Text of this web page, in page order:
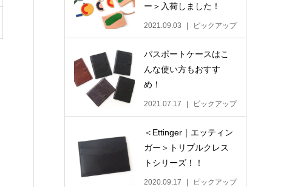
ー＞入荷しました！
2021.09.03 ピックアップ
パスポートケースはこ
んな使い方もおすす
め！
2021.07.17 ピックアップ
＜Ettinger｜エッティン
ガー＞トリプルクレス
トシリーズ！！
2020.09.17 ピックアップ